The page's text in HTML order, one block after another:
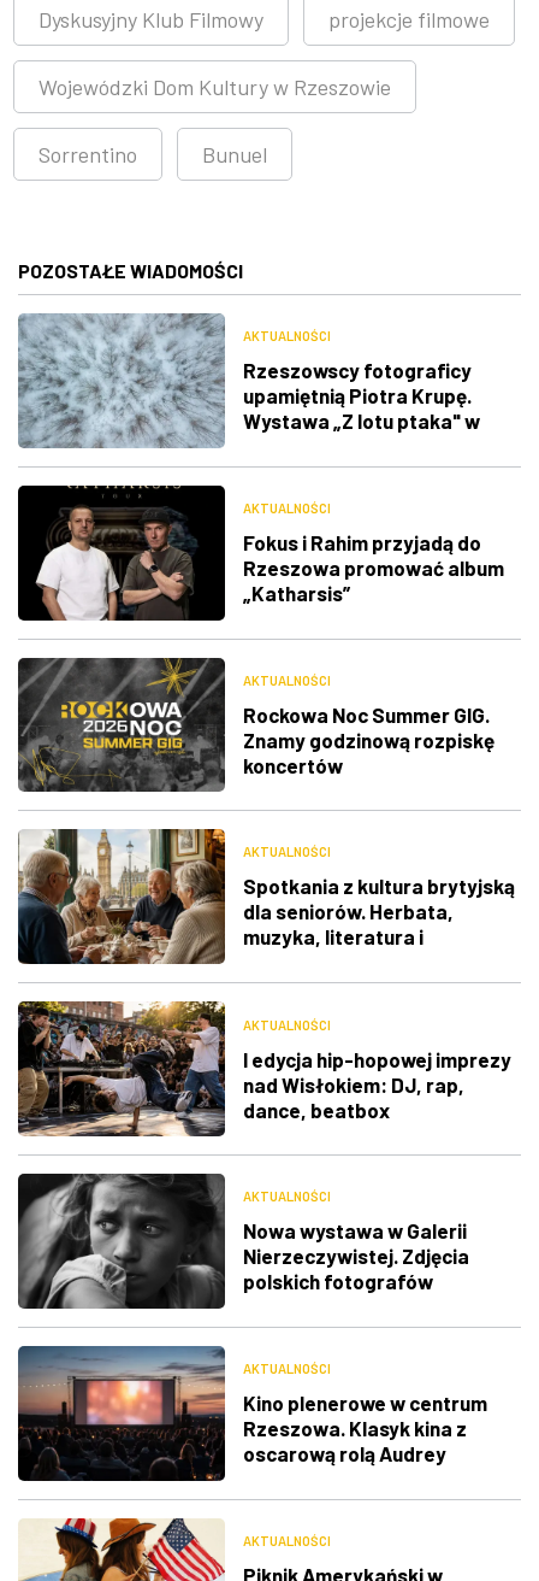
Dyskusyjny Klub Filmowy projekcje filmowe
Wojewódzki Dom Kultury w Rzeszowie
Sorrentino Bunuel
POZOSTAŁE WIADOMOŚCI
AKTUALNOŚCI
Rzeszowscy fotograficy
upamiętnią Piotra Krupę.
Wystawa „Z lotu ptaka" w
AKTUALNOŚCI
Fokus i Rahim przyjadą do
Rzeszowa promować album
„Katharsis”
AKTUALNOŚCI
Rockowa Noc Summer GIG.
Znamy godzinową rozpiskę
koncertów
AKTUALNOŚCI
Spotkania z kultura brytyjską
dla seniorów. Herbata,
muzyka, literatura i
AKTUALNOŚCI
I edycja hip-hopowej imprezy
nad Wisłokiem: DJ, rap,
dance, beatbox
AKTUALNOŚCI
Nowa wystawa w Galerii
Nierzeczywistej. Zdjęcia
polskich fotografów
AKTUALNOŚCI
Kino plenerowe w centrum
Rzeszowa. Klasyk kina z
oscarową rolą Audrey
AKTUALNOŚCI
Piknik Amerykański w